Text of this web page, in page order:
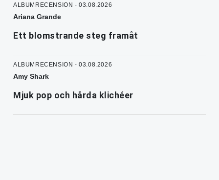
ALBUMRECENSION - 03.08.2026
Ariana Grande
Ett blomstrande steg framåt
ALBUMRECENSION - 03.08.2026
Amy Shark
Mjuk pop och hårda klichéer